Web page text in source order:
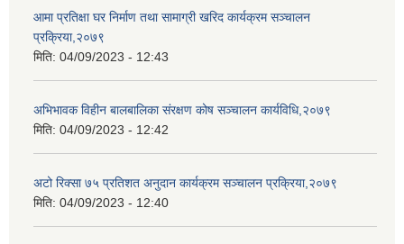
आमा प्रतिक्षा घर निर्माण तथा सामाग्री खरिद कार्यक्रम सञ्चालन
प्रक्रिया,२०७९
मिति: 04/09/2023 - 12:43
अभिभावक विहीन बालबालिका संरक्षण कोष सञ्चालन कार्यविधि,२०७९
मिति: 04/09/2023 - 12:42
अटो रिक्सा ७५ प्रतिशत अनुदान कार्यक्रम सञ्चालन प्रक्रिया,२०७९
मिति: 04/09/2023 - 12:40